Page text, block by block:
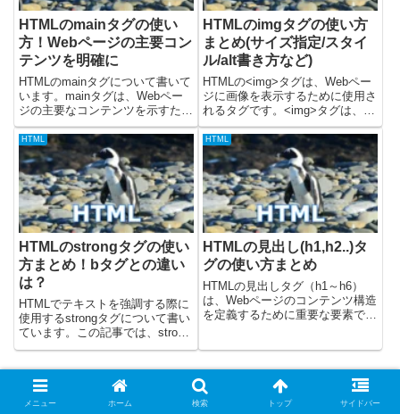
HTMLのmainタグの使い
方！Webページの主要コン
テンツを明確に
HTMLのmainタグについて書いて
います。mainタグは、Webペー
ジの主要なコンテンツを示すため
に使用されます。これは、ヘッダ
ー、フッター、サイドバー、ナビ
ゲーションなどの繰り返される要
素とは異なり、ページの中核とな
るコンテンツをマーク...
HTMLのimgタグの使い方
まとめ(サイズ指定/スタイ
ル/alt書き方など)
HTMLの<img>タグは、Webペー
ジに画像を表示するために使用さ
れるタグです。<img>タグは、画
像ファイルのパスや代替テキスト
などの属性を指定することで、
様々な形式の画像を表示できま
す。この記事では<img>タグの基
本的な使い方などを...
HTML
HTMLのstrongタグの使い
方まとめ！bタグとの違い
は？
HTMLでテキストを強調する際に
使用するstrongタグについて書い
ています。この記事では、strong
タグの使い方と、類似のbタグと
キストの重要性や強調を表すため
に使用さ...
HTML
HTMLの見出し(h1,h2..)タ
グの使い方まとめ
HTMLの見出しタグ（h1～h6）
は、Webページのコンテンツ構造
を定義するために重要な要素で
HTMLの見出しタグの使い方をま
とめます。・見出しタグ...
メニュー ホーム 検索 トップ サイドバー